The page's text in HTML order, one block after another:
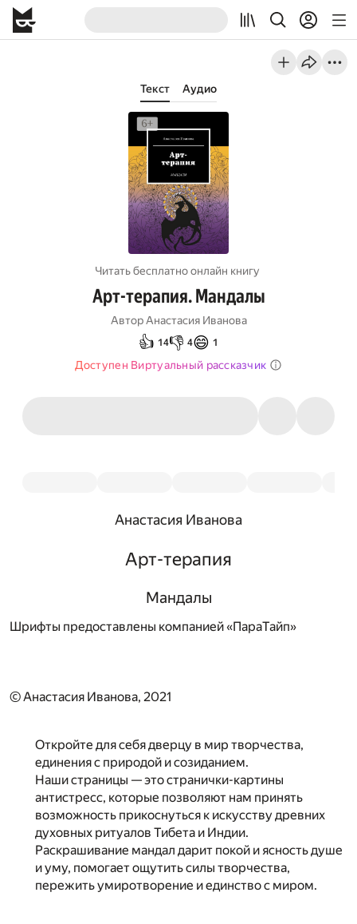
Текст Аудио
Читать бесплатно онлайн книгу
Арт-терапия. Мандалы
Автор Анастасия Иванова
👍 14👎 4😄 1
Доступен Виртуальный рассказчик
Анастасия Иванова
Арт-терапия
Мандалы
Шрифты предоставлены компанией «ПараТайп»
© Анастасия Иванова, 2021
Откройте для себя дверцу в мир творчества,
единения с природой и созиданием.
Наши страницы — это странички-картины
антистресс, которые позволяют нам принять
возможность прикоснуться к искусству древних
духовных ритуалов Тибета и Индии.
Раскрашивание мандал дарит покой и ясность душе
и уму, помогает ощутить силы творчества,
пережить умиротворение и единство с миром.